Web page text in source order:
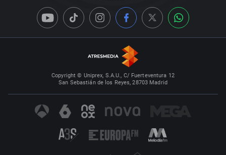
Copyright © Uniprex, S.A.U., C/ Fuerteventura 12
San Sebastián de los Reyes, 28703 Madrid